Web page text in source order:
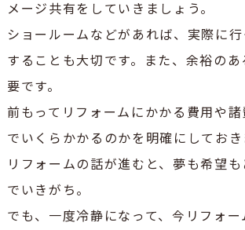
メージ共有をしていきましょう。
ショールームなどがあれば、実際に
することも大切です。
また、余裕の
要です。
前もってリフォームにかかる費用や
でいくらかかるのかを明確にしておき
リフォームの話が進むと、夢も希望
でいきがち。
でも、一度冷静になって、今リフォ